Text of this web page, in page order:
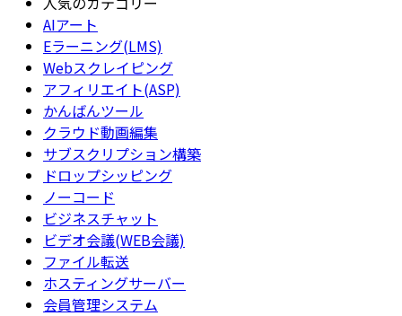
AIアート
Eラーニング(LMS)
Webスクレイピング
アフィリエイト(ASP)
かんばんツール
クラウド動画編集
サブスクリプション構築
ドロップシッピング
ノーコード
ビジネスチャット
ビデオ会議(WEB会議)
ファイル転送
ホスティングサーバー
会員管理システム